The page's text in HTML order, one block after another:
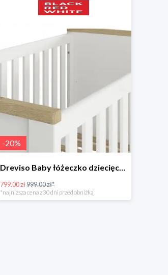
-20%
Dreviso Baby łóżeczko dziecięce -20%
799.00 zł999.00 zł*
*najniższa cena z 30 dni przed obniżką